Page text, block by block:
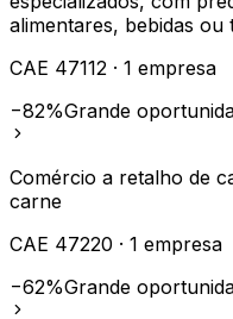
alimentares, bebidas ou
CAE 47112 · 1 empresa
−82%Grande
Comércio a retalho de
carne
CAE 47220 · 1 empresa
−62%Grande